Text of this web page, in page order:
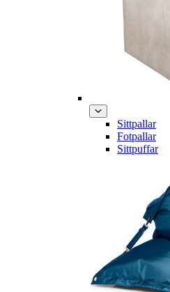
Sittpallar
Fotpallar
Sittpuffar